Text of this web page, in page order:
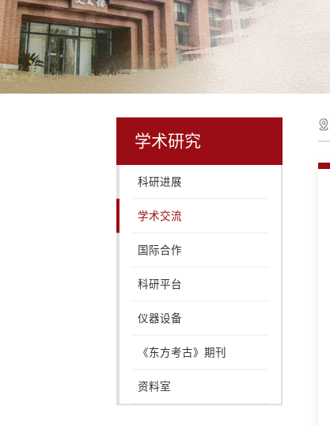
学术研究
科研进展
学术交流
国际合作
科研平台
仪器设备
《东方考古》期刊
资料室